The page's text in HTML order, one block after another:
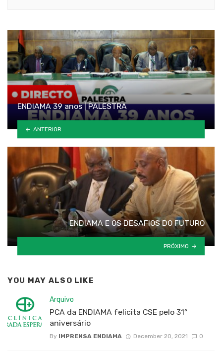
ENDIAMA 39 anos | PALESTRA
ANTERIOR
ENDIAMA E OS DESAFIOS DO FUTURO
PRÓXIMO
YOU MAY ALSO LIKE
Arquivo
PCA da ENDIAMA felicita CSE pelo 31º
aniversário
By IMPRENSA ENDIAMA December 20, 2021 0